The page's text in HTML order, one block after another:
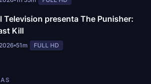
Television presenta The Punisher:
Kill
2026 51m FULL HD